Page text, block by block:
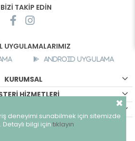
BİZİ TAKİP EDİN
UYGULAMALARIMIZ
Android Uygulama
KURUMSAL
HİZMETLERİ
- Tüm hakları saklıdır.
deneyimi sunabilmek için sitemizde
bilgi için tıklayın